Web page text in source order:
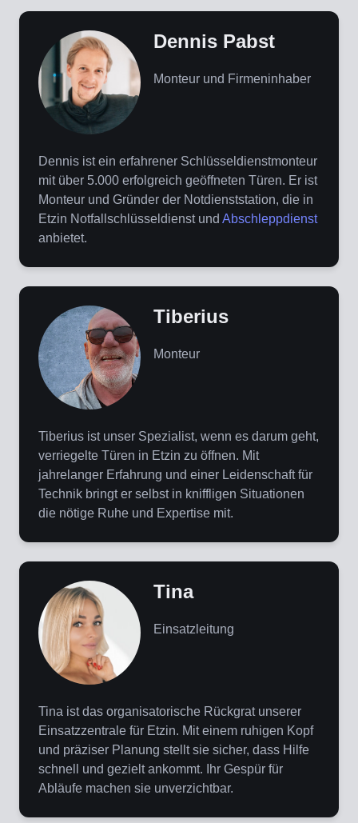
Dennis Pabst
Monteur und Firmeninhaber
Dennis ist ein erfahrener Schlüsseldienstmonteur
mit über 5.000 erfolgreich geöffneten Türen. Er ist
Monteur und Gründer der Notdienststation, die in
Etzin Notfallschlüsseldienst und Abschleppdienst
anbietet.
Tiberius
Monteur
Tiberius ist unser Spezialist, wenn es darum geht,
verriegelte Türen in Etzin zu öffnen. Mit
jahrelanger Erfahrung und einer Leidenschaft für
Technik bringt er selbst in kniffligen Situationen
die nötige Ruhe und Expertise mit.
Tina
Einsatzleitung
Tina ist das organisatorische Rückgrat unserer
Einsatzzentrale für Etzin. Mit einem ruhigen Kopf
und präziser Planung stellt sie sicher, dass Hilfe
schnell und gezielt ankommt. Ihr Gespür für
Abläufe machen sie unverzichtbar.